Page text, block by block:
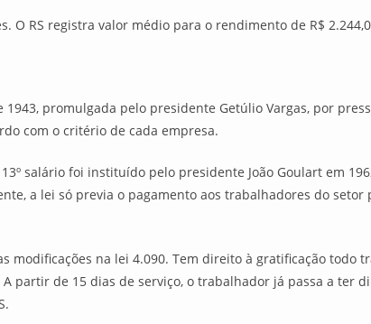
O RS registra valor médio para o rendimento de R$
promulgada pelo presidente Getúlio Vargas, por
com o critério de cada empresa.
salário foi instituído pelo presidente João Goulart em
a lei só previa o pagamento aos trabalhadores do setor
modificações na lei 4.090. Tem direito à gratificação todo
partir de 15 dias de serviço, o trabalhador já passa a ter